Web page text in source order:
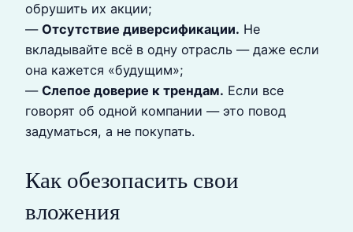
обрушить их акции;
— Отсутствие диверсификации. Не
вкладывайте всё в одну отрасль — даже если
она кажется «будущим»;
— Слепое доверие к трендам. Если все
говорят об одной компании — это повод
задуматься, а не покупать.
Как обезопасить свои
вложения